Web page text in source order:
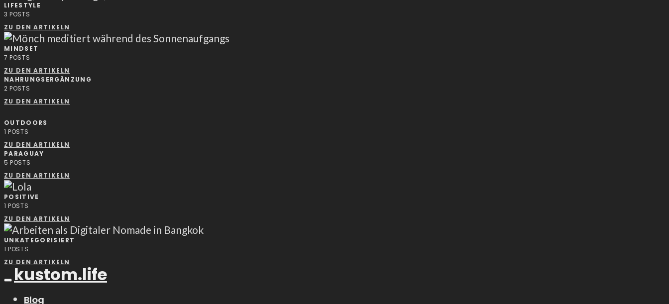
LIFESTYLE
3 POSTS
ZU DEN ARTIKELN
MINDSET
7 POSTS
ZU DEN ARTIKELN
NAHRUNGSERGÄNZUNG
2 POSTS
ZU DEN ARTIKELN
OUTDOORS
1 POSTS
ZU DEN ARTIKELN
PARAGUAY
5 POSTS
ZU DEN ARTIKELN
POSITIVE
1 POSTS
ZU DEN ARTIKELN
UNKATEGORISIERT
1 POSTS
ZU DEN ARTIKELN
kustom.life
Blog